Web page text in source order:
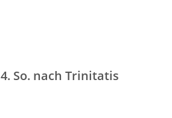
So. nach Trinitatis